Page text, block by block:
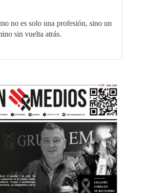
no es solo una profesión, sino un
sin vuelta atrás.